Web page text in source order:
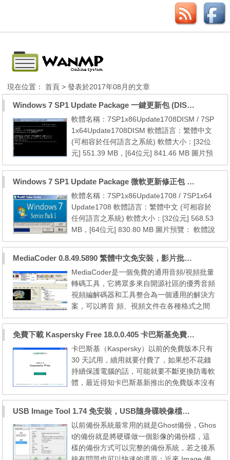
現在位置：首頁 > 發表於2017年08月的文章
Windows 7 SP1 Update Package 一鍵更新包 (DISM) (至2017.08)
軟體名稱：7SP1x86Update1708DISM / 7SP
1x64Update1708DISM 軟體語言：繁體中文
(可相容於任何語言之系統) 軟體大小：[32位
元] 551.39 MB，[64位元] 841.46 MB 圖片預
覽： 軟體說明： 本更新包包含自 7 SP1 [32
位元] 以後至2017年08月份的所有微軟官方更
新檔 本更新包包含自 7 SP1 [64位元] 以後至2
017年08月份的所有微軟官方更新檔 系統需
求： 1. Windows 7 SP1 (x86/x64) 2. NET Fr
amework 3.5.1 (內建...
Windows 7 SP1 Update Package 微軟更新修正包 (2017.08月份)
軟體名稱：7SP1x86Update1708 / 7SP1x64
Update1708 軟體語言：繁體中文 (可相容於
任何語言之系統) 軟體大小：[32位元] 568.53
MB，[64位元] 830.80 MB 圖片預覽： 軟體說
明： 本更新包包含自 7 SP1 [32位元] 以後至2
017年08月份的所有微軟官方更新檔 本更新包
包含自 7 SP1 [64位元] 以後至2017年08月份
的所有微軟官方更新檔 系統需求： 1. Windo
ws 7 SP1 (x86/x64) 2. Windows Internet Exp
lorer 8 (內建...
MediaCoder 0.8.49.5890 繁體中文免安裝，影片批量轉檔工具
MediaCoder是一個免費的通用音頻/視頻批量
轉碼工具，它將眾多來自開源社區的優秀音頻
視頻編解碼器和工具整合為一個通用的解決方
案，可以將音 頻、視頻文件在各種格式之間
進行轉換。MediaCoder具備一個可擴展的架
求。MediaCoder 與眾不同的是支援 nVidia C
UDA、Intel Quick Sync Video，市面上有同時
支援這兩項技術的少之又少、免費的又更少，
想利用兩家 GPU 轉檔...
免費下載 Kaspersky Free 18.0.0.405 卡巴斯基免費版，安裝後免序號自動取得授權
卡巴斯基（Kaspersky）以前的免費版本只有
30 天試用，續用就要付費了，如果想不花錢
持續保護電腦的話，可能就要不斷更換防毒軟
體，最近得知卡巴斯基新推出的免費版本沒有
試用期限制，雖然只有基本的病毒防護功能，
但一般人也很夠用啦，趕快來下載吧。 http
s://www.kaspersky.com/free-antivirus 下載→
[18.0.0.405] 下載安裝的過程沒有什麼特別
的，下載的檔案大小有190MB 免費版的功能
少了什麼？從裝完...
USB Image Tool 1.74 免安裝，USB隨身碟映像檔備份還原工具
以前備份系統最常用的就是Ghost備份，Ghos
t的備份就是將硬碟做一個影像的備份檔，這
樣的備份方式可以完整的備份系統，若之後系